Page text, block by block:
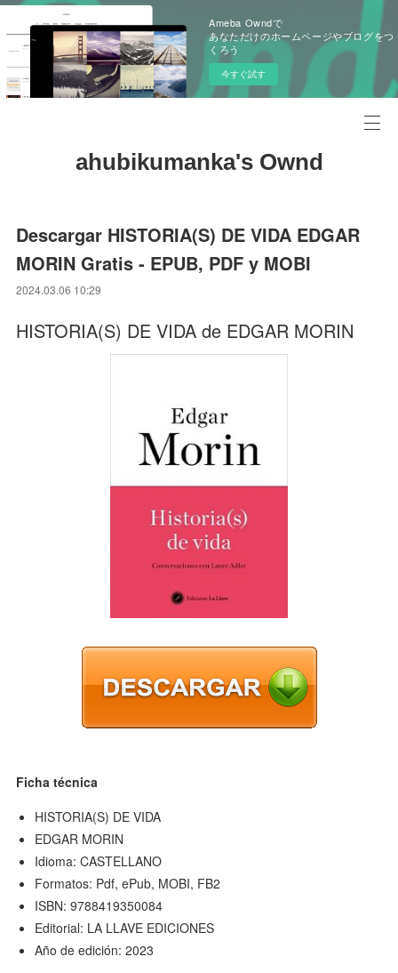
Ameba Owndで
あなただけのホームページやブログをつ
くろう
今すぐ試す
ahubikumanka's Ownd
Descargar HISTORIA(S) DE VIDA EDGAR
MORIN Gratis - EPUB, PDF y MOBI
2024.03.06 10:29
HISTORIA(S) DE VIDA de EDGAR MORIN
Ficha técnica
HISTORIA(S) DE VIDA
EDGAR MORIN
Idioma: CASTELLANO
Formatos: Pdf, ePub, MOBI, FB2
ISBN: 9788419350084
Editorial: LA LLAVE EDICIONES
Año de edición: 2023